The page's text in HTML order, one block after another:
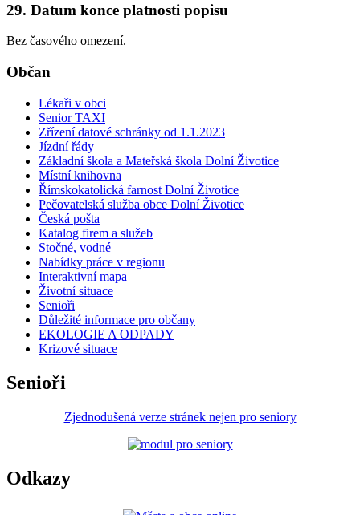
29. Datum konce platnosti popisu
Bez časového omezení.
Občan
Lékaři v obci
Senior TAXI
Zřízení datové schránky od 1.1.2023
Jízdní řády
Základní škola a Mateřská škola Dolní Životice
Místní knihovna
Římskokatolická farnost Dolní Životice
Pečovatelská služba obce Dolní Životice
Česká pošta
Katalog firem a služeb
Stočné, vodné
Nabídky práce v regionu
Interaktivní mapa
Životní situace
Senioři
Důležité informace pro občany
EKOLOGIE A ODPADY
Krizové situace
Senioři
Zjednodušená verze stránek nejen pro seniory
Odkazy